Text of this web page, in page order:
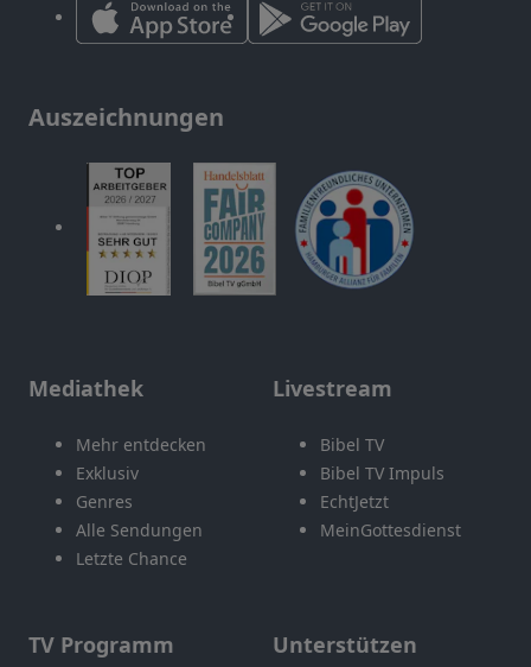
Auszeichnungen
Mediathek
Mehr entdecken
Exklusiv
Genres
Alle Sendungen
Letzte Chance
Livestream
Bibel TV
Bibel TV Impuls
EchtJetzt
MeinGottesdienst
TV Programm Unterstützen